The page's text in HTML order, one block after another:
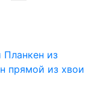
Планкен из
прямой из хвои